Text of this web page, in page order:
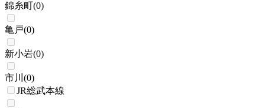
錦糸町(0)
亀戸(0)
新小岩(0)
市川 (0)
JR総武本線